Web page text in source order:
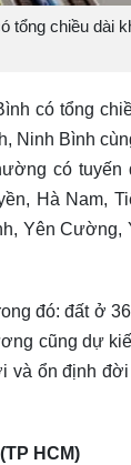
tổng chiều dài
có tổng
Ninh Bình
có tuyến
Hà Nam,
Yên Cường,
đó: đất ở
cũng dự
và ổn định
HCM)